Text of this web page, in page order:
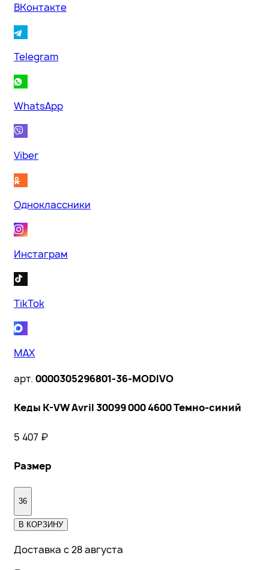
ВКонтакте
Telegram
WhatsApp
Viber
Одноклассники
Инстаграм
TikTok
MAX
арт. 0000305296801-36-MODIVO
Кеды K-VW Avril 30099 000 4600 Темно-синий
5 407 ₽
Размер
36
В КОРЗИНУ
Доставка с 28 августа